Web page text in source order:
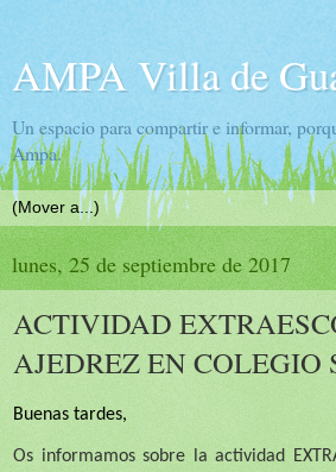
AMPA Villa de
Un espacio para compartir e informar,
Ampa.
lunes, 25 de septiembre de 2017
ACTIVIDAD
AJEDREZ EN COLEGIO
Buenas tardes,
Os informamos sobre la actividad